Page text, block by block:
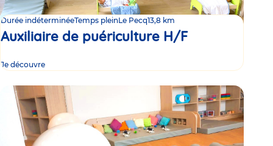
Durée indéterminéeTemps pleinLe Pecq13,8 km
Auxiliaire de puériculture H/F
Je découvre